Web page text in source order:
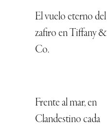
El vuelo eterno del
zafiro en Tiffany &
Co.
Frente al mar, en
Clandestino cada